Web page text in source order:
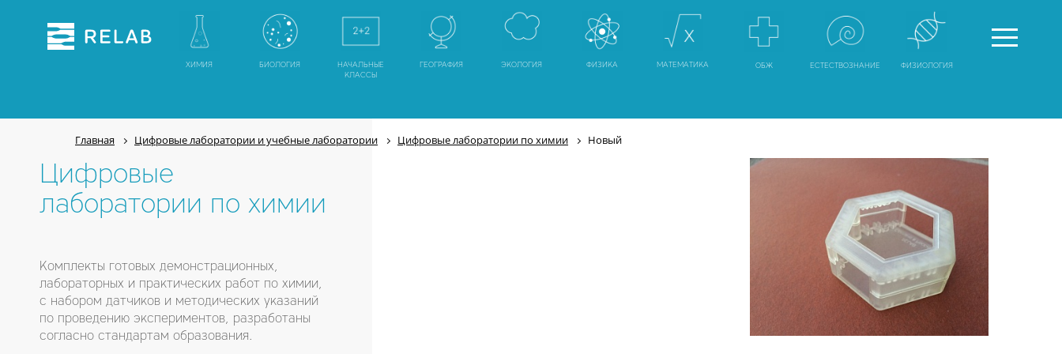
ХИМИЯ БИОЛОГИЯ
НАЧАЛЬНЫЕ
КЛАССЫ
ГЕОГРАФИЯ ЭКОЛОГИЯ ФИЗИКА МАТЕМАТИКА ОБЖ ЕСТЕСТВОЗНАНИЕ ФИЗИОЛОГИЯ
Главная Цифровые лаборатории и учебные лаборатории Цифровые лаборатории по химии Новый
Цифровые
лаборатории по химии
Комплекты готовых демонстрационных,
лабораторных и практических работ по химии,
с набором датчиков и методических указаний
по проведению экспериментов, разработаны
согласно стандартам образования.